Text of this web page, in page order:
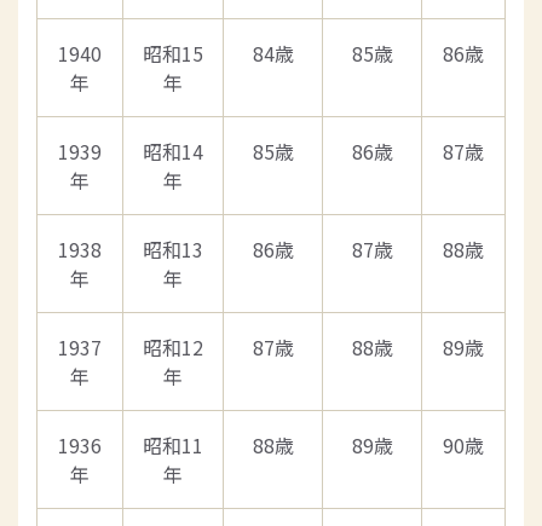
1940
年
昭和15
年
84歳 85歳 86歳
1939
年
昭和14
年
85歳 86歳 87歳
1938
年
昭和13
年
86歳 87歳 88歳
1937
年
昭和12
年
87歳 88歳 89歳
1936
年
昭和11
年
88歳 89歳 90歳